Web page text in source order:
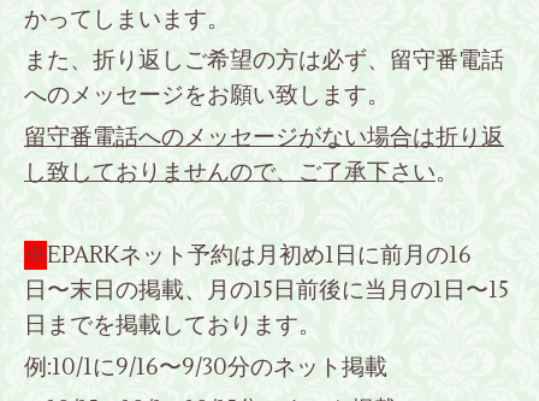
かってしまいます。
また、折り返しご希望の方は必ず、留守番電話
へのメッセージをお願い致します。
留守番電話へのメッセージがない場合は折り返
し致しておりませんので、ご了承下さい。
※EPARKネット予約は月初め1日に前月の16
日〜末日の掲載、月の15日前後に当月の1日〜15
日までを掲載しております。
例:10/1に9/16〜9/30分のネット掲載